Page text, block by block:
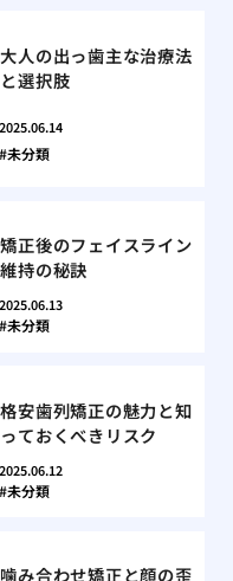
大人の出っ歯主な治療法
と選択肢
2025.06.14
未分類
矯正後のフェイスライン
維持の秘訣
2025.06.13
未分類
格安歯列矯正の魅力と知
っておくべきリスク
2025.06.12
未分類
噛み合わせ矯正と顔の歪